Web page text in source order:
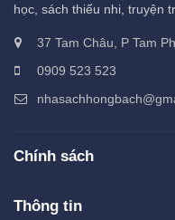
học, sách thiếu nhi, truyện
37 Tam Châu, P Tam
0909 523 523
Chính sách
Thông tin